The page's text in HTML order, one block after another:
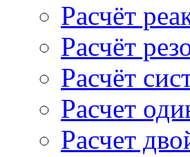
Расчёт
Расчёт
Расчёт
Расчет
Расчет